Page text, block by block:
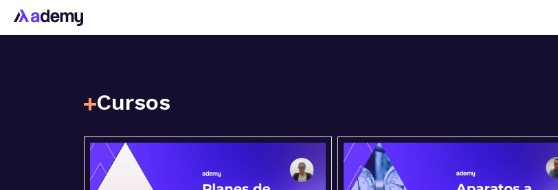
Cursos